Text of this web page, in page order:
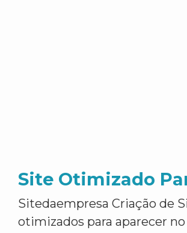
Site Otimizado
Sitedaempresa Criação de
otimizados para aparecer no